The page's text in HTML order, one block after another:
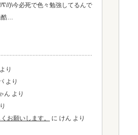
)\今必死で色々勉強してるんで
酷…
より
より
ん より
お願いします。
に けん より